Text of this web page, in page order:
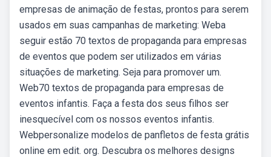
empresas de animação de festas, prontos para serem
usados em suas campanhas de marketing: Weba
seguir estão 70 textos de propaganda para empresas
de eventos que podem ser utilizados em várias
situações de marketing. Seja para promover um.
Web70 textos de propaganda para empresas de
eventos infantis. Faça a festa dos seus filhos ser
inesquecível com os nossos eventos infantis.
Webpersonalize modelos de panfletos de festa grátis
online em edit. org. Descubra os melhores designs